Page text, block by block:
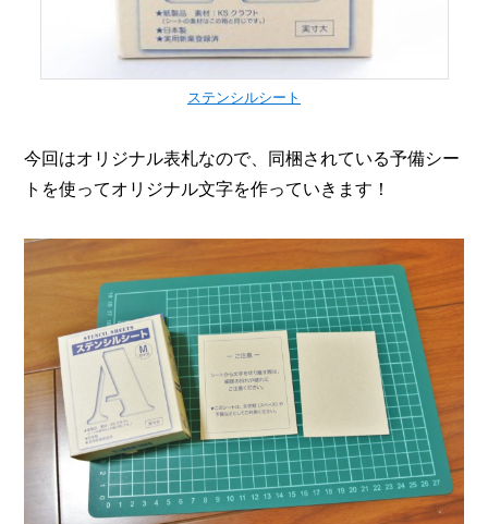
ステンシルシート
今回はオリジナル表札なので、同梱されている予備シー
トを使ってオリジナル文字を作っていきます！